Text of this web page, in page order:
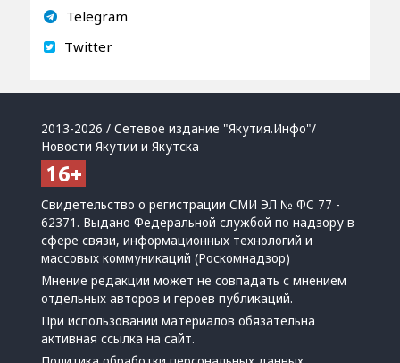
Telegram
Twitter
2013-2026 / Сетевое издание "Якутия.Инфо"/
Новости Якутии и Якутска
Свидетельство о регистрации СМИ ЭЛ № ФС 77 -
62371. Выдано Федеральной службой по надзору в
сфере связи, информационных технологий и
массовых коммуникаций (Роскомнадзор)
Мнение редакции может не совпадать с мнением
отдельных авторов и героев публикаций.
При использовании материалов обязательна
активная ссылка на сайт.